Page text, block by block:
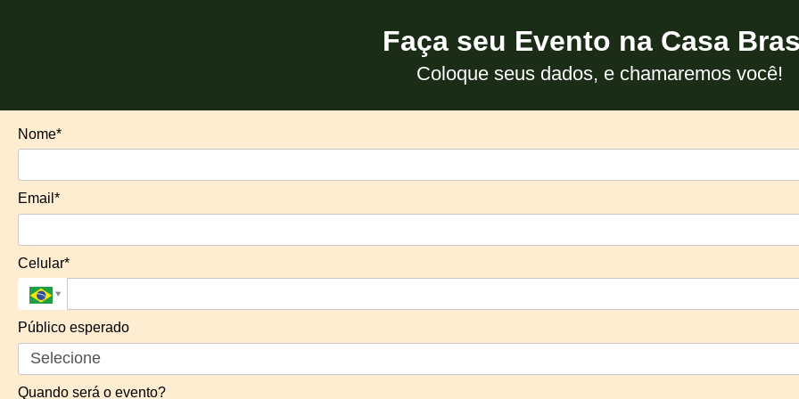
Faça seu Evento na Casa
Coloque seus dados, e chamaremos você!
Nome*
Email*
Celular*
Público esperado
Quando será o evento?